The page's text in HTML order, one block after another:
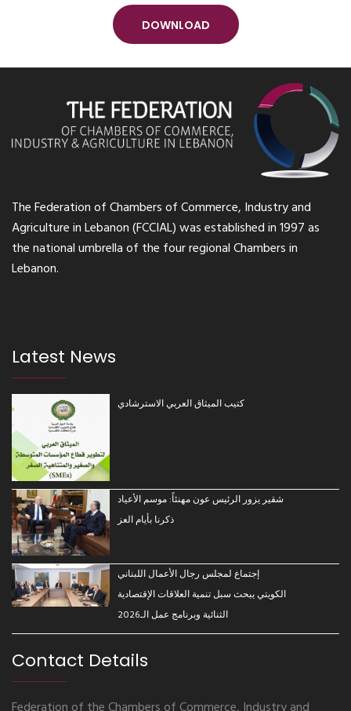
DOWNLOAD
The Federation of Chambers of Commerce, Industry and
Agriculture in Lebanon (FCCIAL) was established in 1997 as
the national umbrella of the four regional Chambers in
Lebanon.
Latest News
كتيب الميثاق العربي الاسترشادي
شقير يزور الرئيس عون مهنئاً: موسم الأعياد
ذكرنا بأيام العز
إجتماع لمجلس رجال الأعمال اللبناني
الكويتي يبحث سبل تنمية العلاقات الإقتصادية
الثنائية وبرنامج عمل الـ2026
Contact Details